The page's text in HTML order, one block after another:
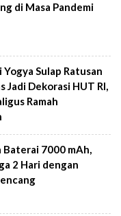
di Masa Pandemi
Yogya Sulap Ratusan
Jadi Dekorasi HUT RI,
Ramah
Baterai 7000 mAh,
2 Hari dengan